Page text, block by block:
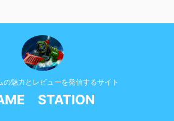
の魅力とレビューを発信するサイト
STATION